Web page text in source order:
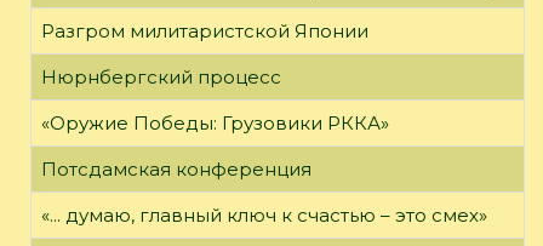
Разгром милитаристской Японии
Нюрнбергский процесс
«Оружие Победы: Грузовики РККА»
Потсдамская конференция
«... думаю, главный ключ к счастью – это смех»